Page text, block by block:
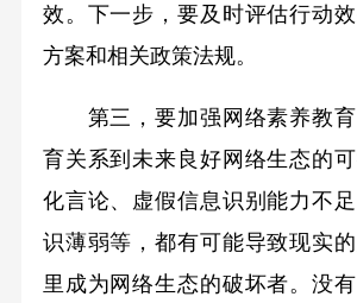
效。下一步，要及时评估行动
方案和相关政策法规。
第三，要加强网络素养教育
育关系到未来良好网络生态的
化言论、虚假信息识别能力不
识薄弱等，都有可能导致现实
里成为网络生态的破坏者。没